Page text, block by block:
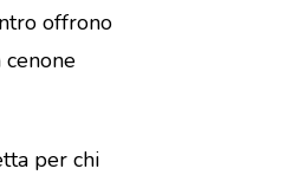
offrono
per chi